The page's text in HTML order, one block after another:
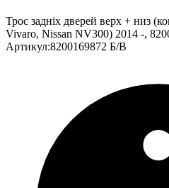
Трос задніх дверей верх + низ
Vivaro, Nissan NV300) 2014 -,
Артикул:8200169872 Б/В